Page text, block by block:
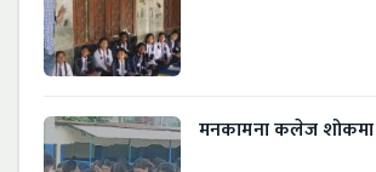
मनकामना कलेज शोकमा